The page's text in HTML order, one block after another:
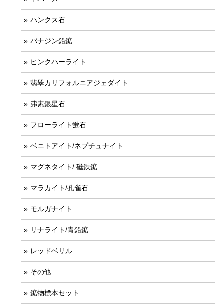
ハンクス石
バナジン鉛鉱
ピンクハーライト
翡翠カリフォルニアジェダイト
弗素銀星石
フローライト蛍石
ベニトアイト/ネプチュナイト
マグネタイト/ 磁鉄鉱
マラカイト/孔雀石
モルガナイト
リナライト/青鉛鉱
レッドベリル
その他
鉱物標本セット